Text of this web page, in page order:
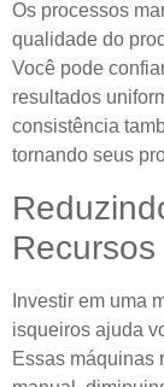
Os processos
qualidade do
Você pode
resultados
consistência
tornando seus
Recursos
Investir em uma
isqueiros ajuda
Essas máquinas